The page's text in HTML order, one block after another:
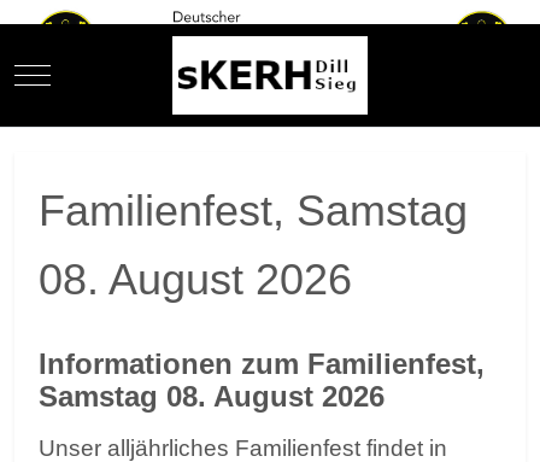
Mobile Menu Toggle
Familienfest, Samstag
08. August 2026
Informationen zum Familienfest,
Samstag 08. August 2026
Unser alljährliches Familienfest findet in